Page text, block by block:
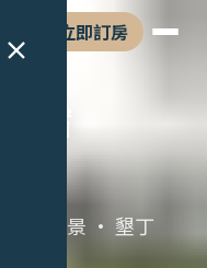
立即訂房
· 貓鼻頭
宿
草原海景 · 墾丁